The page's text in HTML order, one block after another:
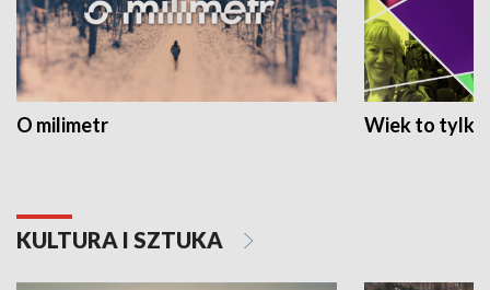
O milimetr Wiek to tylko
KULTURA I SZTUKA